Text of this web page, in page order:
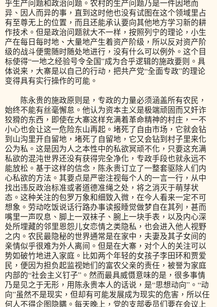
乎生产问题和政治问题。农村的生产问题乃是一件因地而
异、因人而异的事，直到这时他也没有试图在这个领域里占
有至尊无上的位置，而且还能承认要向其他地方学习新的耕
作技术。但是政治问题就大不一样，按照列宁的理论，小生
产在每日每时地、大量地产生着资产阶级，所以反对资产阶
级的战斗便需随时随处地进行，没有什么可以例外。这个目
标使得“一地之经验号令全国”成为合乎逻辑的施政要则。具
体说来，大寨是以自己的行动，把共产党“全面专政”的理论
变得具有实行操作的可能。
陈永贵的施政原则是，专政的力量必须涵盖所有农民，
始终不能有丝毫懈怠。他认为资本主义是极端顽固而又奸诈
狡猾的东西，即使在大寨这样充满着革命精神的村庄，一不
小心也会让这一危险东山再起。堵死了自由市场，它就会钻
到山沟里开自留地，堵死了自留地，它又会钻到村子里来化
公为私。这是因为人之本性中的私欲冥顽不化，只要这充满
私欲的混沌世界还没有获得完全净化，专政手段也就永远不
能放松。基于这样的信念，陈永贵订立了一整套驱除人们内
心私欲的方法。其要点是严密注视每个人的一言一行，从中
找出违反政治标准或者道德准绳之处，将之消灭于萌芽状
态。这种关注的包罗万象和细致入微，在今人看来一定不可
想象。劳动吃饭说话行路办事读报睡觉做梦自在其列，甚而
嘴里一声叹息、脚上一双袜子、腕上一块手表，以及内心深
处所埋藏的邻里恩怨儿女恋情之类隐私，也会进入他人视野
之内。农民最隐秘的世界通常是在家中，夫妻及其子女间的
亲情似乎很难为外人离间。但是在大寨，对个人的关注可以
势如破竹地进入家庭。比如两个年轻的女孩子李田环和贾爱
民，便因为担负起监视她们的富农父亲的责任，被誉为家庭
内部的“社会主义钉子”。然而最具威慑意味的是，很多事情
乃是见之于无形，用陈永贵本人的话说，是“思想动向”。“动
向”虽然不是现实，但却有可能发展成为现实的危害，所以任
何人不得企图隐瞒。每天晚上，党的支部委员们要在会议上